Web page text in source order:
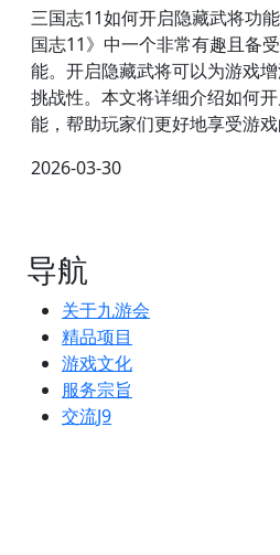
三国志11如何开启隐藏武将功
国志11》中一个非常有趣且备
能。开启隐藏武将可以为游戏
挑战性。本文将详细介绍如何
能，帮助玩家们更好地享受游
2026-03-30
导航
关于九游会
精品项目
游戏文化
服务宗旨
交流J9